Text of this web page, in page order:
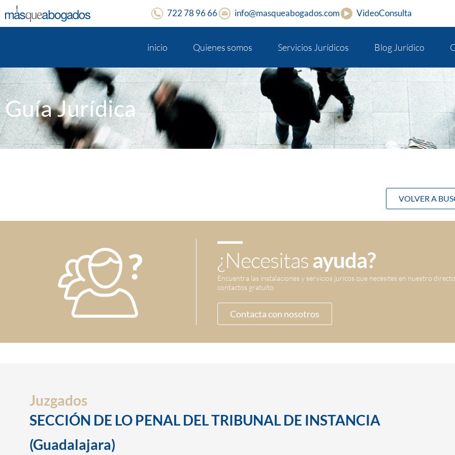
722 78 96 66 info@masqueabogados.com VideoConsulta
inicio Quienes somos Servicios Jurídicos Blog Jurídico
Guía Jurídica
VOLVER A
¿Necesitasayuda?
Encuentra las instalaciones y servicios jurícos que necesites en nuestro
contactos gratuito.
Contacta con nosotros
Juzgados
SECCIÓN DE LO PENAL DEL TRIBUNAL DE INSTANCIA
(Guadalajara)